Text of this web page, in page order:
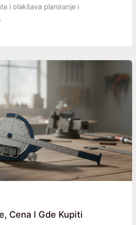
i olakšava planiranje i
Cena I Gde Kupiti